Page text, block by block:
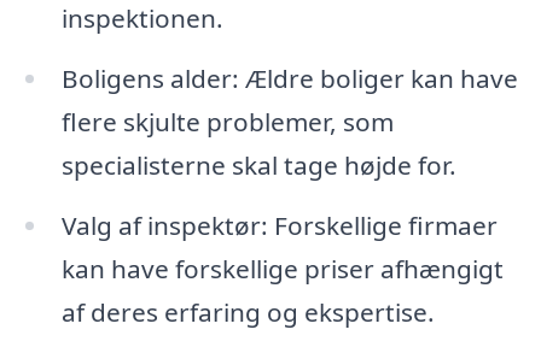
inspektionen.
Boligens alder: Ældre boliger kan have
flere skjulte problemer, som
specialisterne skal tage højde for.
Valg af inspektør: Forskellige firmaer
kan have forskellige priser afhængigt
af deres erfaring og ekspertise.